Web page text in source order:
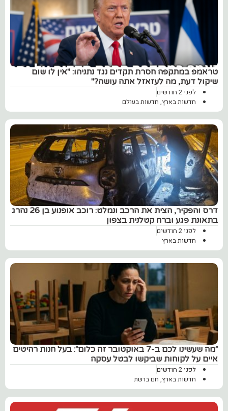
טראמפ במתקפה חסרת תקדים נגד נתניהו: "אין לו שום
שיקול דעת, מה לעזאזל אתה עושה?"
לפני 2 חודשים
חדשות בארץ, חדשות בעולם
דרס והפקיר, הצית את הרכב ונמלט: רוכב אופנוע בן 26 נהרג
בתאונת פגע וברח קטלנית בצפון
לפני 2 חודשים
חדשות בארץ
״מה שעשינו לכם ב-7 באוקטובר זה כלום״: בעל חנות רהיטים
איים על לקוחות שביקשו לבטל עסקה
לפני 2 חודשים
חדשות בארץ, חם ברשת